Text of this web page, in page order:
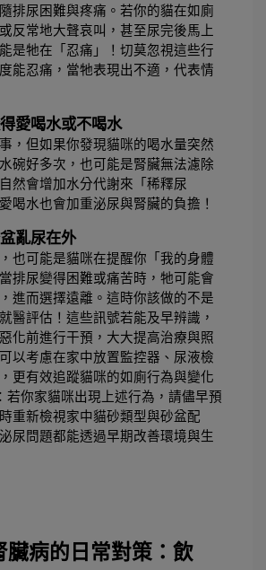
排尿困難與疼痛。若你的貓在如廁
反常地大聲哀叫，甚至尿完後馬上
是牠在「忍痛」！切莫忽視這些行
能忍痛，當牠表現出不適，代表情
愛喝水或不喝水
，但如果你發現貓咪的喝水量突然
碗好多次，也可能是腎臟無法濾除
然會增加水分代謝來「稀釋尿
喝水也會加重泌尿與腎臟的負擔！
亂尿在外
也可能是貓咪在提醒你「我的身體
排尿變得困難或痛苦時，牠可能會
進而選擇遠離。這時你該做的不是
醫評估！ 這些訊號若能及早辨識，
化前進行干預，大大提高治療與照
以考慮在家中放置監控器、尿液檢
更有效追蹤貓咪的如廁行為與變化
若你家貓咪出現上述行為，請儘早預
重新檢視家中貓砂類型與砂盆配
尿問題都能透過早期改善環境與生
臟病的日常對策：飲